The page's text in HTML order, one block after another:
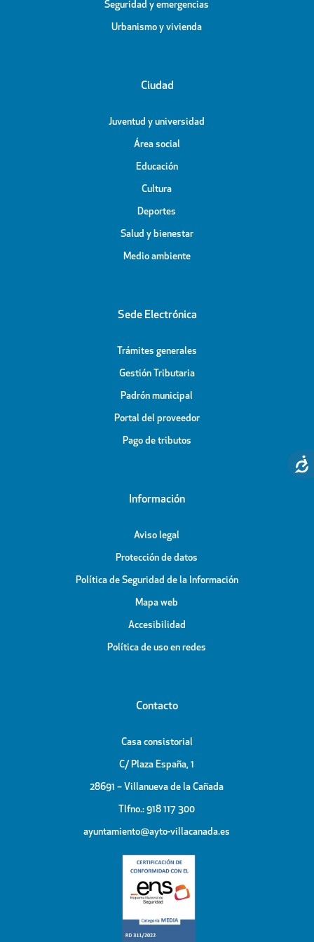
Seguridad y emergencias
Urbanismo y vivienda
Ciudad
Juventud y universidad
Área social
Educación
Cultura
Deportes
Salud y bienestar
Medio ambiente
Sede Electrónica
Trámites generales
Gestión Tributaria
Padrón municipal
Portal del proveedor
Pago de tributos
Información
Aviso legal
Protección de datos
Política de Seguridad de la Información
Mapa web
Accesibilidad
Política de uso en redes
Contacto
Casa consistorial
C/ Plaza España, 1
28691 – Villanueva de la Cañada
Tlfno.: 918 117 300
ayuntamiento@ayto-villacanada.es